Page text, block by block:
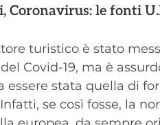
Coronavirus: le fonti
turistico è stato
Covid-19, ma è
essere stata quella di
se così fosse, la